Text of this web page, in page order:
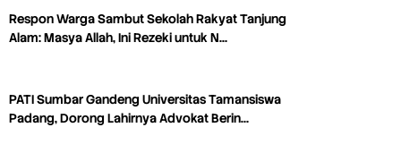
Respon Warga Sambut Sekolah Rakyat Tanjung
Alam: Masya Allah, Ini Rezeki untuk N…
PATI Sumbar Gandeng Universitas Tamansiswa
Padang, Dorong Lahirnya Advokat Berin…